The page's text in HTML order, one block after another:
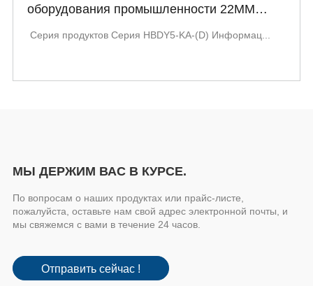
оборудования промышленности 22MM
600 В 10 А HBDY5-KA-(D) Серия
​ Серия продуктов Серия HBDY5-KA-(D) Информац...
МЫ ДЕРЖИМ ВАС В КУРСЕ.
По вопросам о наших продуктах или прайс-листе,
пожалуйста, оставьте нам свой адрес электронной почты, и
мы свяжемся с вами в течение 24 часов.
Отправить сейчас !